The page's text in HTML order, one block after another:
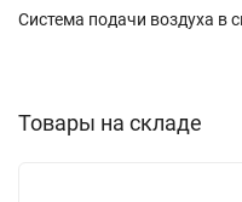
Система подачи воздуха в
Товары на складе